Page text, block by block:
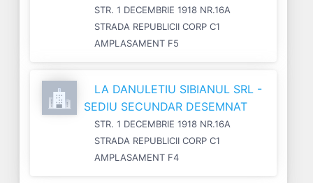
STR. 1 DECEMBRIE 1918 NR.16A
STRADA REPUBLICII CORP C1
AMPLASAMENT F5
LA DANULETIU SIBIANUL SRL -
SEDIU SECUNDAR DESEMNAT
STR. 1 DECEMBRIE 1918 NR.16A
STRADA REPUBLICII CORP C1
AMPLASAMENT F4